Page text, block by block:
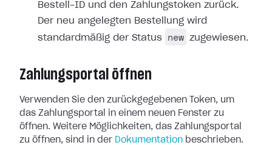
Bestell-ID und den Zahlungstoken zurück.
Der neu angelegten Bestellung wird
standardmäßig der Status
new zugewiesen.
Zahlungsportal öffnen
Verwenden Sie den zurückgegebenen Token, um
das Zahlungsportal in einem neuen Fenster zu
öffnen. Weitere Möglichkeiten, das Zahlungsportal
zu öffnen, sind in der Dokumentation beschrieben.